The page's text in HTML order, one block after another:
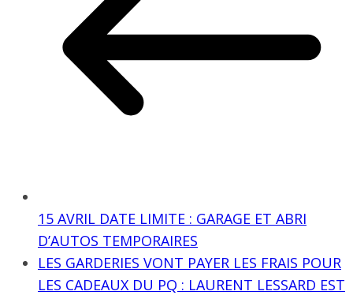
15 AVRIL DATE LIMITE : GARAGE ET ABRI
D’AUTOS TEMPORAIRES
LES GARDERIES VONT PAYER LES FRAIS POUR
LES CADEAUX DU PQ : LAURENT LESSARD EST